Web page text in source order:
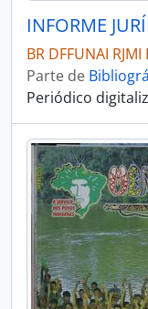
BR DFFUNAI
Parte de
Periódico